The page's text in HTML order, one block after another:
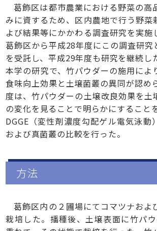
葛飾区は都市農業における野菜の高
みに資するため、区内農地で行う野菜
よび結果等にかかわる調査研究を実施
葛飾区から平成28年度にこの調査研究
を受託し、平成29年度も研究を継続し
本学の研究で、竹パウダーの施用によ
食味向上効果と土壌菌叢の異同が認め
度は、竹パウダーの土壌改良効果を土
の変化を見ることで明らかにすること
DGGE（変性剤濃度勾配ゲル電気泳動
および真菌叢の比較を行った。
方法
葛飾区内の２圃場にてコマツナおよ
栽培した。播種後、土壌表面に竹パ